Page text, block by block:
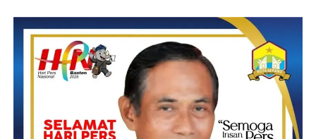
“Ya, saya masih ingat betul. Nama bapak adalah Pak Nazar, dan
beliau Fakultas Hukum,” imbuh Anies.
Ketika ayahanda Ridho meninggal dunia pada 2006, ayahanda
Anies Baswedan, Rasyid Baswedan, datang melayat ke rumah
duka. Ayahanda Anies Baswedan memberikan nasihat kepada